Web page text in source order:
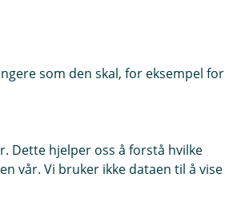
som den skal, for eksempel for
Dette hjelper oss å forstå hvilke
vår. Vi bruker ikke dataen til å vise